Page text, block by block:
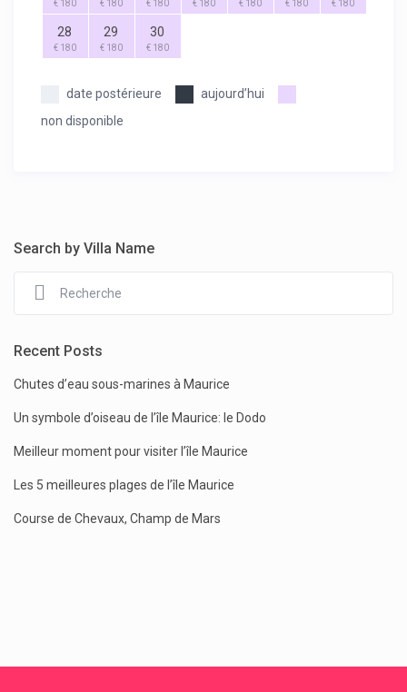
€ 180 € 180 € 180 € 180 € 180 € 180 € 180
28
€ 180
29
€ 180
30
€ 180
date postérieure
aujourd’hui
non disponible
Search by Villa Name
Recent Posts
Chutes d’eau sous-marines à Maurice
Un symbole d’oiseau de l’île Maurice: le Dodo
Meilleur moment pour visiter l’île Maurice
Les 5 meilleures plages de l’île Maurice
Course de Chevaux, Champ de Mars